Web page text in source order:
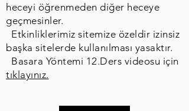
heceyi öğrenmeden diğer heceye
geçmesinler.
Etkinliklerimiz sitemize özeldir izinsiz
başka sitelerde kullanılması yasaktır.
Basara Yöntemi 12.Ders videosu için
tıklayınız.